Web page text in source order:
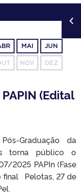
MAI JUN
NOV DEZ
(Edital
Graduação da
torna público o
2025 PAPIn (Fase
final Pelotas, 27 de